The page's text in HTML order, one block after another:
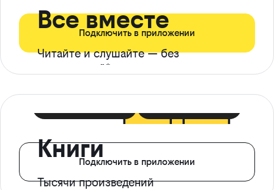
Все вместе
Читайте и слушайте — без
ограничений*
Подключить в приложении
Книги
Тысячи произведений
Подключить в приложении